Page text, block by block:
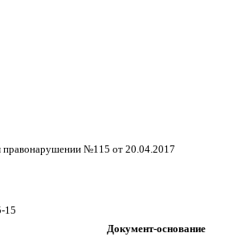
правонарушении №115 от 20.04.2017
15
Документ-основание